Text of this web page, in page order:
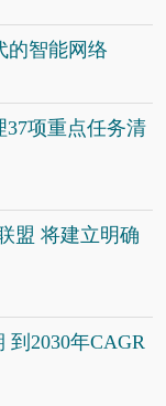
的智能网络
37项重点任务清
盟 将建立明确
2030年CAGR